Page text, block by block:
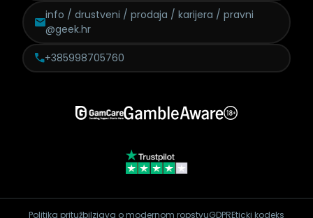
info / drustveni / prodaja / karijera / pravni
@geek.hr
+385998705760
Politika pritužbiIzjava o modernom ropstvuGDPREticki kodeks